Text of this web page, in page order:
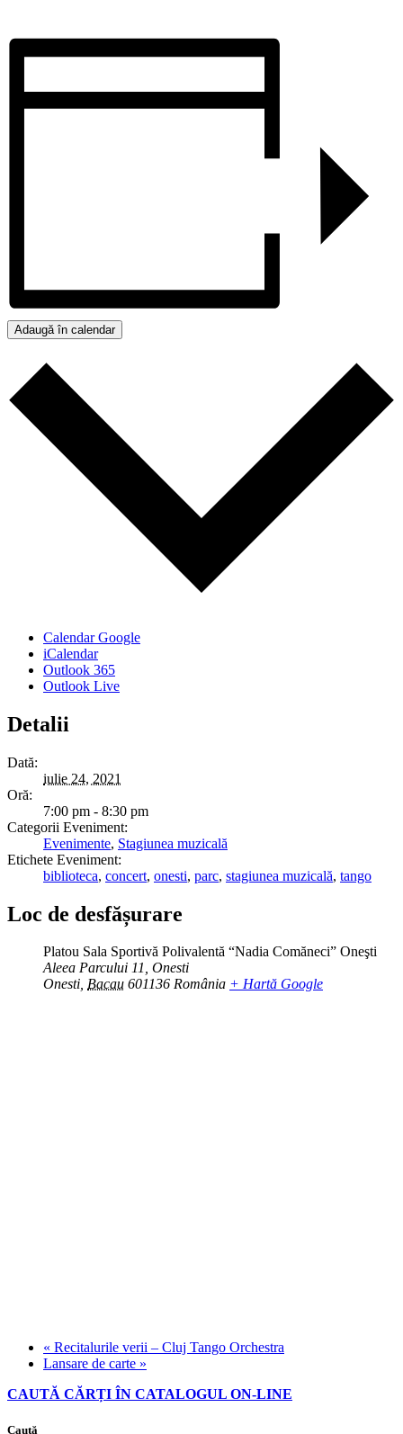
Adaugă în calendar
Calendar Google
iCalendar
Outlook 365
Outlook Live
Detalii
Dată:
iulie 24, 2021
Oră:
7:00 pm - 8:30 pm
Categorii Eveniment:
Evenimente, Stagiunea muzicală
Etichete Eveniment:
biblioteca, concert, onesti, parc, stagiunea muzicală, tango
Loc de desfășurare
Platou Sala Sportivă Polivalentă “Nadia Comăneci” Oneşti
Aleea Parcului 11, Onesti
Onesti, Bacau 601136 România + Hartă Google
« Recitalurile verii – Cluj Tango Orchestra
Lansare de carte »
CAUTĂ CĂRȚI ÎN CATALOGUL ON-LINE
Caută